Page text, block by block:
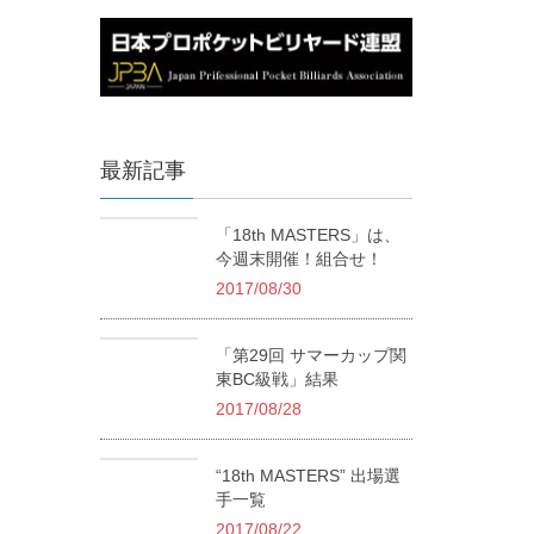
最新記事
「18th MASTERS」は、
今週末開催！組合せ！
2017/08/30
「第29回 サマーカップ関
東BC級戦」結果
2017/08/28
“18th MASTERS” 出場選
手一覧
2017/08/22